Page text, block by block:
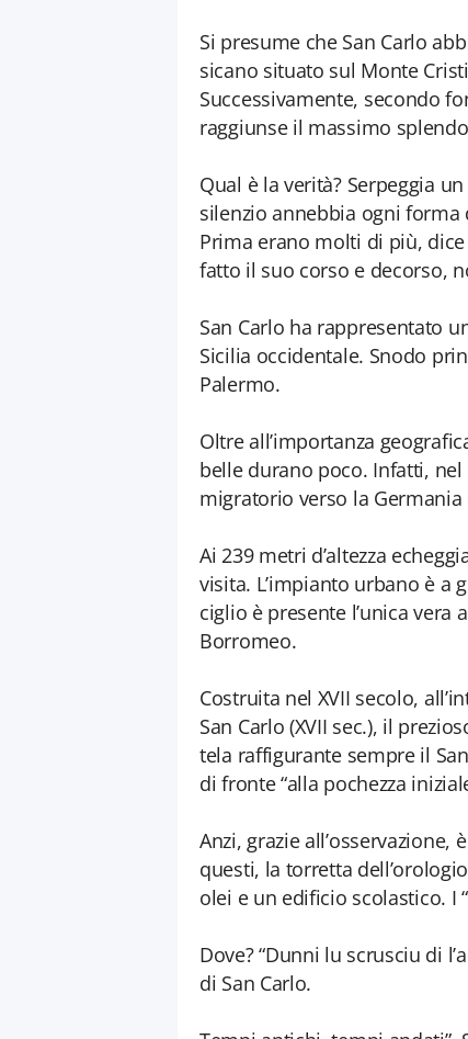
Si presume che San Carlo
sicano situato sul Monte
Successivamente, secondo
raggiunse il massimo
Qual è la verità? Serpeggia
silenzio annebbia ogni forma
Prima erano molti di più,
fatto il suo corso e decorso,
San Carlo ha rappresentato
Sicilia occidentale. Snodo
Palermo.
Oltre all’importanza
belle durano poco. Infatti, nel
migratorio verso la Germania
Ai 239 metri d’altezza
visita. L’impianto urbano è a
ciglio è presente l’unica vera
Borromeo.
Costruita nel XVII secolo,
San Carlo (XVII sec.), il
tela raffigurante sempre il
di fronte “alla pochezza
Anzi, grazie
questi, la torretta
olei e un edificio scolastico. I
Dove? “Dunni lu scrusciu di
di San Carlo.